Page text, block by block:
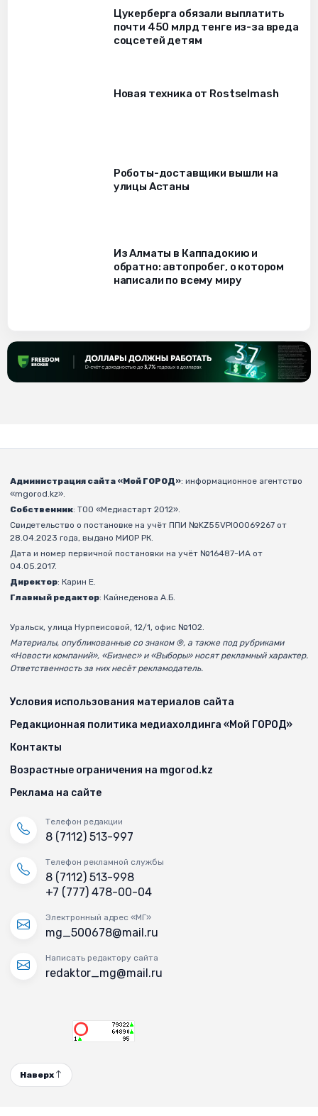
Цукерберга обязали выплатить
почти 450 млрд тенге из-за вреда
соцсетей детям
Новая техника от Rostselmash
Роботы-доставщики вышли на
улицы Астаны
Из Алматы в Каппадокию и
обратно: автопробег, о котором
написали по всему миру
Администрация сайта «Мой ГОРОД»: информационное агентство
«mgorod.kz».
Собственник: ТОО «Медиастарт 2012».
Свидетельство о постановке на учёт ППИ №KZ55VPI00069267 от
28.04.2023 года, выдано МИОР РК.
Дата и номер первичной постановки на учёт №16487-ИА от
04.05.2017.
Директор: Карин Е.
Главный редактор: Кайнеденова А.Б.
Уральск, улица Нурпеисовой, 12/1, офис №102.
Материалы, опубликованные со знаком ®, а также под рубриками
«Новости компаний», «Бизнес» и «Выборы» носят рекламный характер.
Ответственность за них несёт рекламодатель.
Условия использования материалов сайта
Редакционная политика медиахолдинга «Мой ГОРОД»
Контакты
Возрастные ограничения на mgorod.kz
Реклама на сайте
Телефон редакции
8 (7112) 513-997
Телефон рекламной службы
8 (7112) 513-998
+7 (777) 478-00-04
Электронный адрес «МГ»
mg_500678@mail.ru
Написать редактору сайта
redaktor_mg@mail.ru
Наверх